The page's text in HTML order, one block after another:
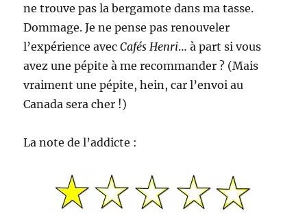
ne trouve pas la bergamote dans ma tasse.
Dommage. Je ne pense pas renouveler
l’expérience avecCafés Henri… à part si vous
avez une pépite à me recommander ? (Mais
vraiment une pépite, hein, car l’envoi au
Canada sera cher !)
La note de l’addicte :